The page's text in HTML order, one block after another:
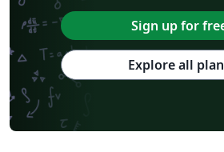
Sign up for
Explore all